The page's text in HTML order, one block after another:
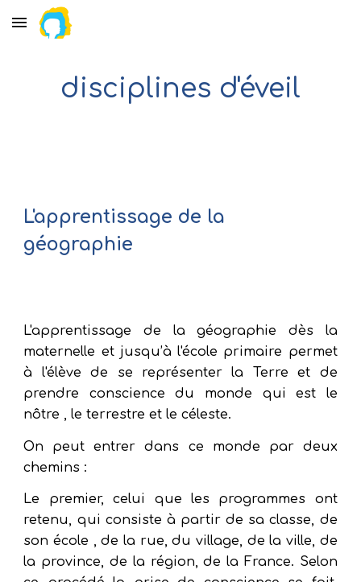
Skip to main content
disciplines d'éveil
L'apprentissage de la
géographie
L'apprentissage de la géographie dès la
maternelle et jusqu’à l'école primaire permet
à l'élève de se représenter la Terre et de
prendre conscience du monde qui est le
nôtre , le terrestre et le céleste.
On peut entrer dans ce monde par deux
chemins :
Le premier, celui que les programmes ont
retenu, qui consiste à partir de sa classe, de
son école , de la rue, du village, de la ville, de
la province, de la région, de la France. Selon